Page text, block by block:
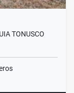
TONUSCO